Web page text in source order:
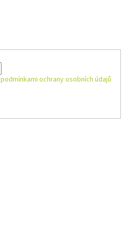
podmínkami ochrany osobních údajů